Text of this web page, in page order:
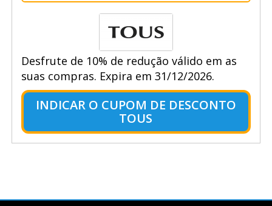
Desfrute de 10% de redução válido em as
suas compras. Expira em 31/12/2026.
INDICAR O CUPOM DE DESCONTO
TOUS